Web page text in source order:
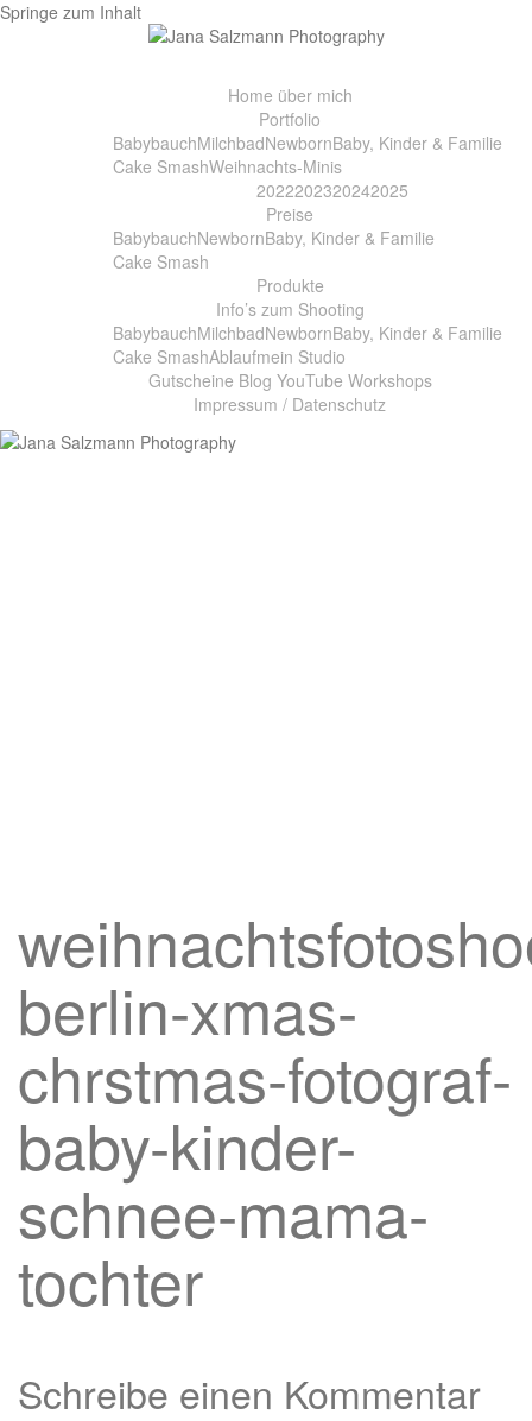
Springe zum Inhalt
Home über mich
Portfolio
BabybauchMilchbadNewbornBaby, Kinder & Familie
Cake SmashWeihnachts-Minis
2022202320242025
Preise
BabybauchNewbornBaby, Kinder & Familie
Cake Smash
Produkte
Info’s zum Shooting
BabybauchMilchbadNewbornBaby, Kinder & Familie
Cake SmashAblaufmein Studio
Gutscheine Blog YouTube Workshops
Impressum / Datenschutz
berlin-xmas-
chrstmas-fotograf-
baby-kinder-
schnee-mama-
tochter
Schreibe einen Kommentar